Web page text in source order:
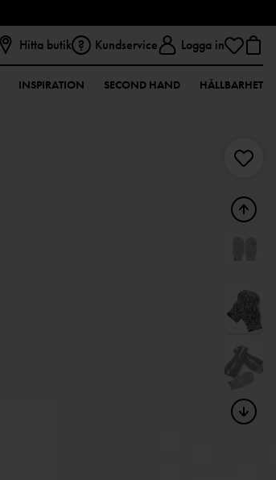
Hitta butik Kundservice Logga in
INSPIRATION SECOND HAND HÅLLBARHET